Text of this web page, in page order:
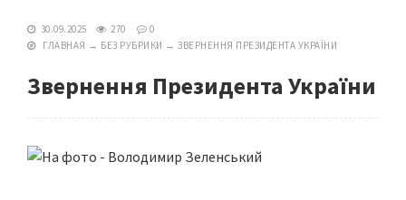
30.09.2025 270
0
ГЛАВНАЯ → БЕЗ РУБРИКИ → ЗВЕРНЕННЯ ПРЕЗИДЕНТА УКРАЇНИ
Звернення Президента України